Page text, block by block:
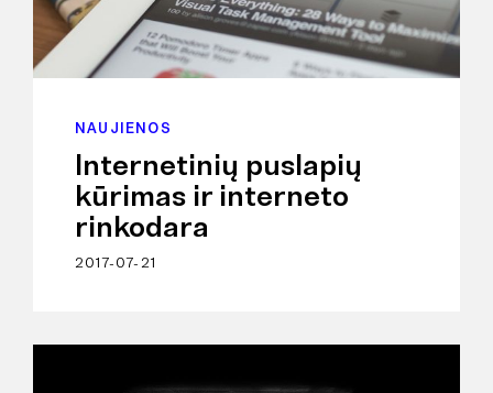
NAUJIENOS
Internetinių puslapių
kūrimas ir interneto
rinkodara
2017-07-21